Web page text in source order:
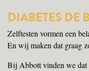
DIABETES DE
Zelftesten vormen een
En wij maken dat graag
Bij Abbott vinden we dat